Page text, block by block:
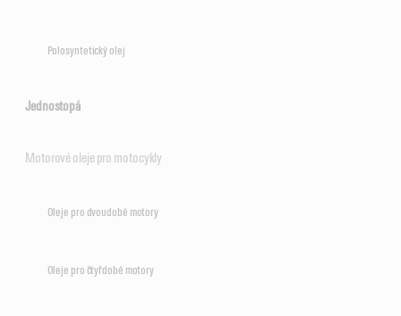
Polosyntetický olej
Jednostopá
Motorové oleje pro motocykly
Oleje pro dvoudobé motory
Oleje pro čtyřdobé motory